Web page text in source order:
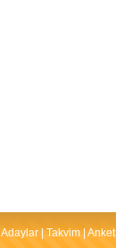
Adaylar Takvim Anket